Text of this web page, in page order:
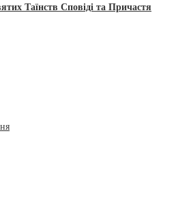
Таїнств Сповіді та Причастя